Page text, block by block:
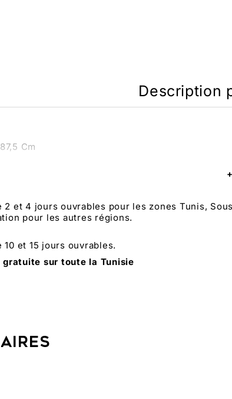
Description
Cm
2 et 4 jours ouvrables pour les zones Tunis,
pour les autres régions.
et 15 jours ouvrables.
sur toute la Tunisie